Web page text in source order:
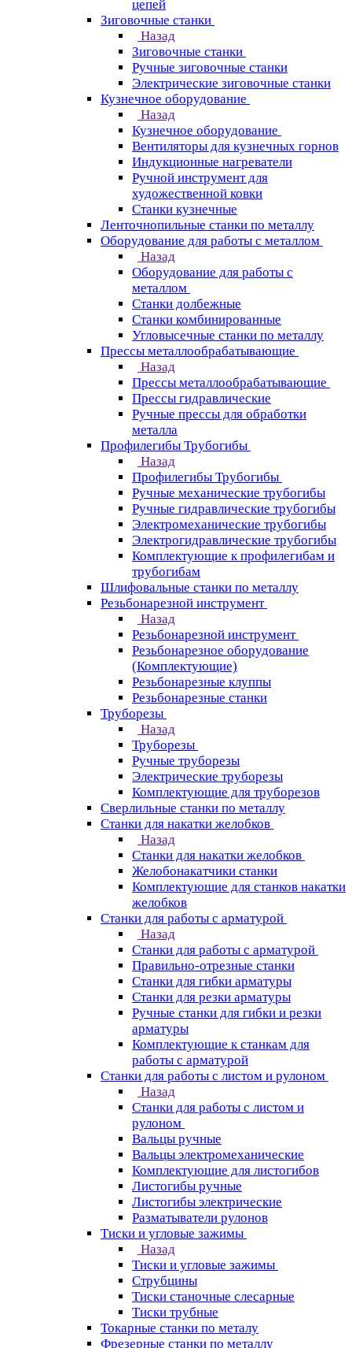
цепей
Зиговочные станки
Назад
Зиговочные станки
Ручные зиговочные станки
Электрические зиговочные станки
Кузнечное оборудование
Назад
Кузнечное оборудование
Вентиляторы для кузнечных горнов
Индукционные нагреватели
Ручной инструмент для
художественной ковки
Станки кузнечные
Ленточнопильные станки по металлу
Оборудование для работы с металлом
Назад
Оборудование для работы с
металлом
Станки долбежные
Станки комбинированные
Угловысечные станки по металлу
Прессы металлообрабатывающие
Назад
Прессы металлообрабатывающие
Прессы гидравлические
Ручные прессы для обработки
металла
Профилегибы Трубогибы
Назад
Профилегибы Трубогибы
Ручные механические трубогибы
Ручные гидравлические трубогибы
Электромеханические трубогибы
Электрогидравлические трубогибы
Комплектующие к профилегибам и
трубогибам
Шлифовальные станки по металлу
Резьбонарезной инструмент
Назад
Резьбонарезной инструмент
Резьбонарезное оборудование
(Комплектующие)
Резьбонарезные клуппы
Резьбонарезные станки
Труборезы
Назад
Труборезы
Ручные труборезы
Электрические труборезы
Комплектующие для труборезов
Сверлильные станки по металлу
Станки для накатки желобков
Назад
Станки для накатки желобков
Желобонакатчики станки
Комплектующие для станков накатки
желобков
Станки для работы с арматурой
Назад
Станки для работы с арматурой
Правильно-отрезные станки
Станки для гибки арматуры
Станки для резки арматуры
Ручные станки для гибки и резки
арматуры
Комплектующие к станкам для
работы с арматурой
Станки для работы с листом и рулоном
Назад
Станки для работы с листом и
рулоном
Вальцы ручные
Вальцы электромеханические
Комплектующие для листогибов
Листогибы ручные
Листогибы электрические
Разматыватели рулонов
Тиски и угловые зажимы
Назад
Тиски и угловые зажимы
Струбцины
Тиски станочные слесарные
Тиски трубные
Токарные станки по металу
Фрезерные станки по металлу